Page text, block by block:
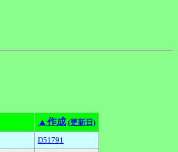
▲作成 (更新日)
D51791